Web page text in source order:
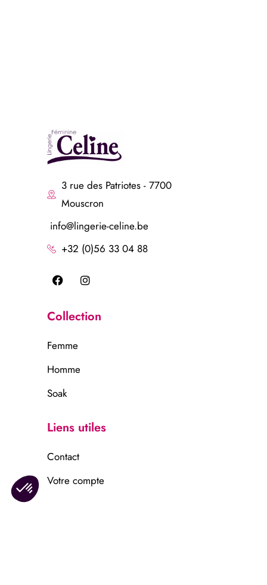
3 rue des Patriotes - 7700
Mouscron
info@lingerie-celine.be
+32 (0)56 33 04 88
Collection
Femme
Homme
Soak
Liens utiles
Contact
Votre compte